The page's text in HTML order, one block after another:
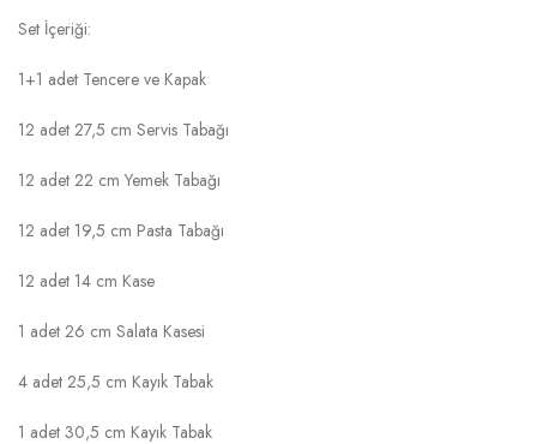
Set İçeriği:
1+1 adet Tencere ve Kapak
12 adet 27,5 cm Servis Tabağı
12 adet 22 cm Yemek Tabağı
12 adet 19,5 cm Pasta Tabağı
12 adet 14 cm Kase
1 adet 26 cm Salata Kasesi
4 adet 25,5 cm Kayık Tabak
1 adet 30,5 cm Kayık Tabak